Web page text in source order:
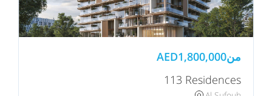
من AED1,800,000
113 Residences